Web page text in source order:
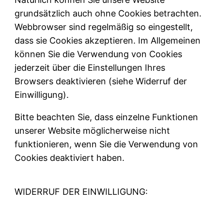
grundsätzlich auch ohne Cookies betrachten.
Webbrowser sind regelmäßig so eingestellt,
dass sie Cookies akzeptieren. Im Allgemeinen
können Sie die Verwendung von Cookies
jederzeit über die Einstellungen Ihres
Browsers deaktivieren (siehe Widerruf der
Einwilligung).
Bitte beachten Sie, dass einzelne Funktionen
unserer Website möglicherweise nicht
funktionieren, wenn Sie die Verwendung von
Cookies deaktiviert haben.
WIDERRUF DER EINWILLIGUNG: